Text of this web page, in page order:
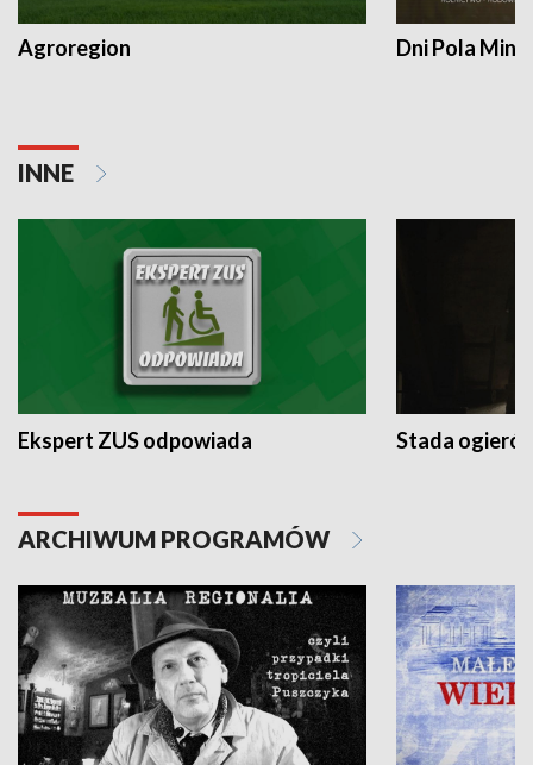
Agroregion Dni Pola
INNE
Ekspert ZUS odpowiada Stada
ARCHIWUM PROGRAMÓW